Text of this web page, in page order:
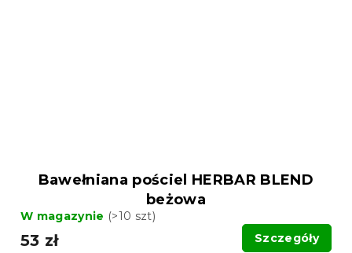
Bawełniana pościel HERBAR BLEND
beżowa
W magazynie (>10 szt)
53 zł Szczegóły